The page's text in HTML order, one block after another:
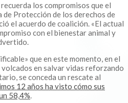
los compromisos que el
Protección de los derechos de
el acuerdo de coalición. «El actual
con el bienestar animal y
que en este momento, en el
en salvar vidas reforzando
se conceda un rescate al
12 años ha visto cómo sus
58,4%.